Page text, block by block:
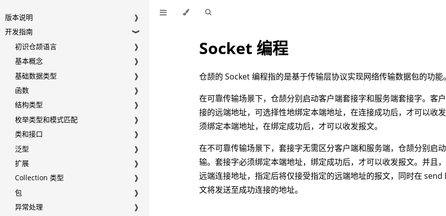
版本说明
❱
开发指南
❱
初识仓颉语言
❱
基本概念
❱
基础数据类型
❱
函数
❱
结构类型
❱
枚举类型和模式匹配
❱
类和接口
❱
泛型
❱
扩展
❱
Collection 类型
❱
包
❱
异常处理
❱
Socket 编程
仓颉的 Socket 编程指的是基于传输层协议实现网络传输数据包的功能。
在可靠传输场景下，仓颉分别启动客户端套接字和服务端套接字。客
接的远端地址，可选择性地绑定本端地址，在连接成功后，才可以收
须绑定本端地址，在绑定成功后，才可以收发报文。
在不可靠传输场景下，套接字无需区分客户端和服务端，仓颉分别启
输。套接字必须绑定本端地址，绑定成功后，才可以收发报文。并且
远端连接地址，指定后将仅接受指定的远端地址的报文，同时在 send
文将发送至成功连接的地址。